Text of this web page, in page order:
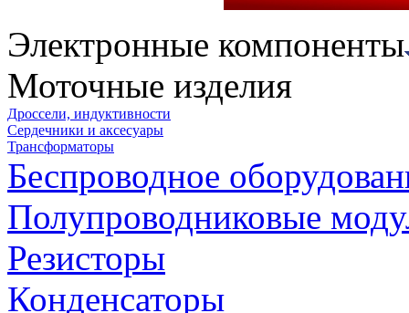
Электронные компоненты
Моточные изделия
Дроссели, индуктивности
Сердечники и аксесуары
Трансформаторы
Беспроводное
Полупроводниковые
Резисторы
Конденсаторы